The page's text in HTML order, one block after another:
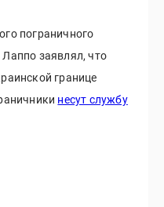
пограничного
заявлял, что
границе
несут службу